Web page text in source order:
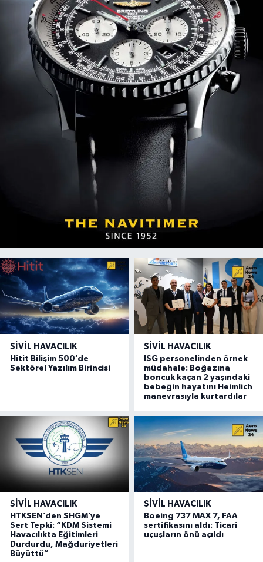
SIVIL HAVACILIK
Hitit Bilişim 500’de
Sektörel Yazılım Birincisi
SIVIL HAVACILIK
ISG personelinden örnek
müdahale: Boğazına
boncuk kaçan 2 yaşındaki
bebeğin hayatını Heimlich
manevrasıyla kurtardılar
SIVIL HAVACILIK
HTKSEN’den SHGM’ye
Sert Tepki: “KDM Sistemi
Havacılıkta Eğitimleri
Durdurdu, Mağduriyetleri
Büyüttü”
SIVIL HAVACILIK
Boeing 737 MAX 7, FAA
sertifikasını aldı: Ticari
uçuşların önü açıldı